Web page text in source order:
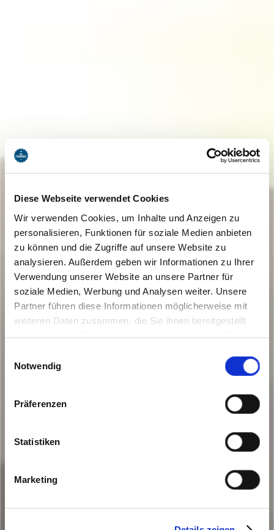
Diese Webseite verwendet Cookies
Wir verwenden Cookies, um Inhalte und Anzeigen zu
personalisieren, Funktionen für soziale Medien anbieten
zu können und die Zugriffe auf unsere Website zu
analysieren. Außerdem geben wir Informationen zu Ihrer
Verwendung unserer Website an unsere Partner für
soziale Medien, Werbung und Analysen weiter. Unsere
Partner führen diese Informationen möglicherweise mit
weiteren Daten zusammen, die Sie ihnen bereitgestellt
haben oder die Sie im Rahmen Ihrer Nutzung der Dienste
Cookies, wenn Sie unsere Webseite weiterhin nutzen.
Notwendig
Präferenzen
Statistiken
Marketing